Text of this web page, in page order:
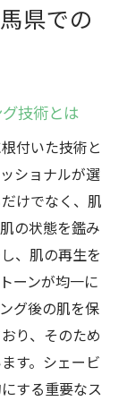
県での
技術とは
付いた技術と
ショナルが選
けでなく、肌
の状態を鑑み
、肌の再生を
ーンが均一に
グ後の肌を保
り、そのため
す。シェービ
する重要なス